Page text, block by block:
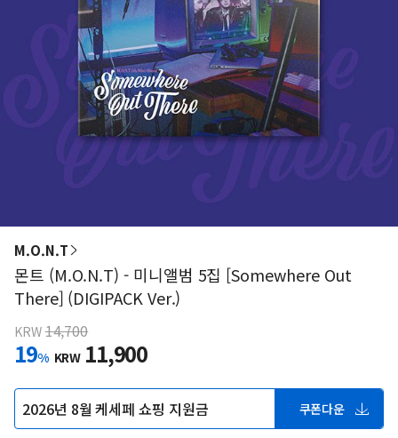
M.O.N.T
몬트 (M.O.N.T) - 미니앨범 5집 [Somewhere Out
There] (DIGIPACK Ver.)
KRW 14,700
19% KRW 11,900
2026년 8월 케세페 쇼핑 지원금 쿠폰다운